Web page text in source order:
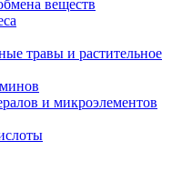
веществ
травы и растительное
и микроэлементов